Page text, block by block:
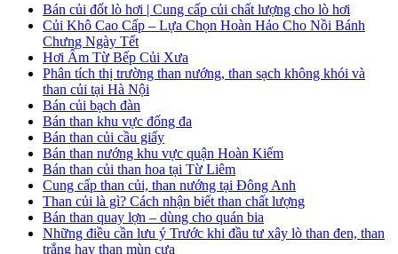
Bán củi đốt lò hơi | Cung cấp củi chất lượng cho lò hơi
Củi Khô Cao Cấp – Lựa Chọn Hoàn Hảo Cho Nồi Bánh
Chưng Ngày Tết
Hơi Ấm Từ Bếp Củi Xưa
Phân tích thị trường than nướng, than sạch không khói và
than củi tại Hà Nội
Bán củi bạch đàn
Bán than khu vực đống đa
Bán than củi cầu giấy
Bán than nướng khu vực quận Hoàn Kiếm
Bán than củi than hoa tại Từ Liêm
Cung cấp than củi, than nướng tại Đông Anh
Than củi là gì? Cách nhận biết than chất lượng
Bán than quay lợn – dùng cho quán bia
Những điều cần lưu ý Trước khi đầu tư xây lò than đen, than
trắng hay than mùn cưa